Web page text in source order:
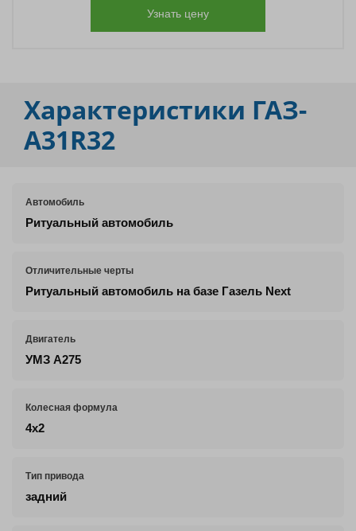
Узнать цену
Характеристики ГАЗ-
A31R32
Автомобиль
Ритуальный автомобиль
Отличительные черты
Ритуальный автомобиль на базе Газель Next
Двигатель
УМЗ А275
Колесная формула
4х2
Тип привода
задний